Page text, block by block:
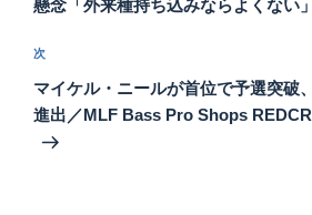
ゲ
ー
シ
ョ
懸念「外来種持ち込みならよくない」
次
の
投
次
マイケル・ニールが首位で予選突破
進出／MLF Bass Pro Shops